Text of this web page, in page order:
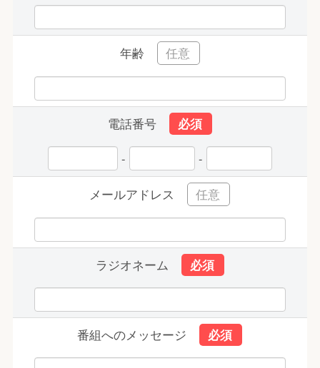
年齢
電話番号
- -
メールアドレス
ラジオネーム
番組へのメッセージ